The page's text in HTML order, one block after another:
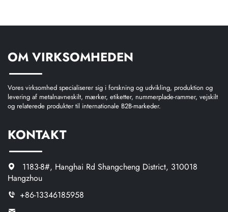
OM VIRKSOMHEDEN
Vores virksomhed specialiserer sig i forskning og udvikling, produktion og
levering af metalnavneskilt, mærker, etiketter, nummerplade-rammer, vejskilt
og relaterede produkter til internationale B2B-markeder.
KONTAKT
1183-8#, Hanghai Rd Shangcheng District, 310018
Hangzhou
+86-13346185958